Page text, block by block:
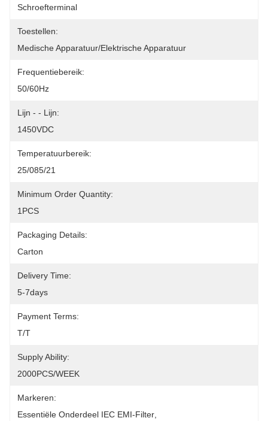
Schroefterminal
Toestellen:
Medische Apparatuur/elektrische Apparatuur
Frequentiebereik:
50/60Hz
Lijn - - Lijn:
1450VDC
Temperatuurbereik:
25/085/21
Minimum Order Quantity:
1PCS
Packaging Details:
Carton
Delivery Time:
5-7days
Payment Terms:
T/T
Supply Ability:
2000PCS/WEEK
Markeren:
Essentiële Onderdeel IEC EMI-Filter